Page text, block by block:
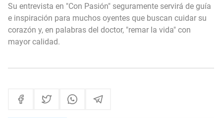
Su entrevista en "Con Pasión" seguramente servirá de guía
e inspiración para muchos oyentes que buscan cuidar su
corazón y, en palabras del doctor, "remar la vida" con
mayor calidad.